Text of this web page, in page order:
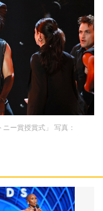
ー賞授賞式」 写真：